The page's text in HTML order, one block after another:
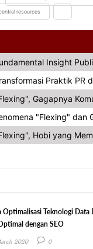
resources
Insight
Praktik PR
Gagapnya
"Flexing" dan
Hobi yang
Optimalisasi Teknologi Data
dengan SEO
2020 0